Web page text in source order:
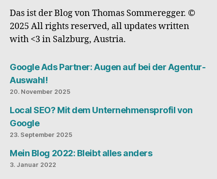
Das ist der Blog von Thomas Sommeregger. ©
2025 All rights reserved, all updates written
with <3 in Salzburg, Austria.
Google Ads Partner: Augen auf bei der Agentur-
Auswahl!
20. November 2025
Local SEO? Mit dem Unternehmensprofil von
Google
23. September 2025
Mein Blog 2022: Bleibt alles anders
3. Januar 2022